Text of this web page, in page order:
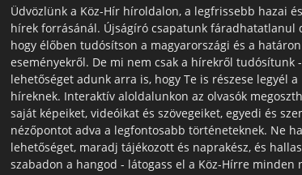
Üdvözlünk a Köz-Hír híroldalon, a legfrissebb hazai
hírek forrásánál. Újságíró csapatunk fáradhatatlanul
hogy élőben tudósítson a magyarországi és a
eseményekről. De mi nem csak a hírekről tudósítunk -
lehetőséget adunk arra is, hogy Te is részese legyél a
híreknek. Interaktív aloldalunkon az olvasók
saját képeiket, videóikat és szövegeiket, egyedi és
nézőpontot adva a legfontosabb történeteknek. Ne
lehetőséget, maradj tájékozott és naprakész, és
szabadon a hangod - látogass el a Köz-Hírre minden